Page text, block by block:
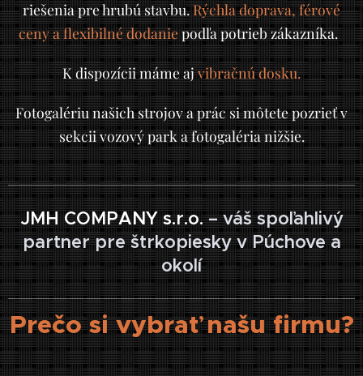
riešenia pre hrubú stavbu.Rýchla doprava, férové
ceny a flexibilné dodanie podľa potrieb zákazníka.
K dispozícii máme ajvibračnú dosku.
Fotogalériu našich strojov a prác si môtete pozrieť v
sekcii vozový park a fotogaléria nižšie.
JMH COMPANY s.r.o.– váš spoľahlivý
partner pre štrkopiesky v Púchove a
okolí
Prečo si vybrať našu firmu?